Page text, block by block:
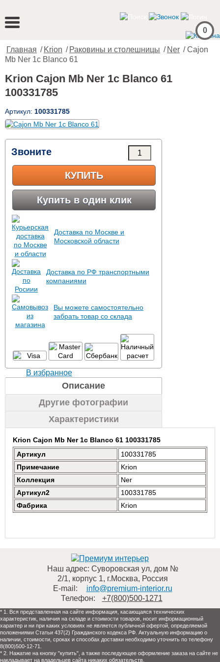
0
Главная / Krion / Раковины и столешницы / Ner / Cajon
Mb Ner 1c Blanco 61
Krion Cajon Mb Ner 1c Blanco 61
100331785
Артикул: 100331785
Звоните
КУПИТЬ
Купить в один клик
Доставка по Москве и
Московской области
Доставка по РФ транспортными
компаниями
Вы можете самостоятельно
забрать товар со склада
В избранное
Описание
Другие фотографии
Характеристики
Krion Cajon Mb Ner 1c Blanco 61 100331785
Артикул
100331785
Примечание
Krion
Коллекция
Ner
Артикул2
100331785
Фабрика
Krion
Наш адрес: Суворовская ул, дом №
2/1, корпус 1, г.Москва, Россия
E-mail:
info@premium-interior.ru
Телефон:
+7(800)500-1271
* 1. Вся представленная на сайте информация, касающаяся технических
характеристик, наличия на складе и стоимости товаров, носит информационный
характер и ни при каких условиях не является публичной офертой, определяемой
положениями Статьи 437(2) Гражданского кодекса РФ. Актуальную информацию о
наличии, стоимости, сроках и способах доставки необходимо уточнить по телефону
8(800)500-12-71.
* 2. Нажатие на кнопку "купить", а также последующее оформление заказа на сайте не
накладывает на владельцев сайта никаких обязательств.